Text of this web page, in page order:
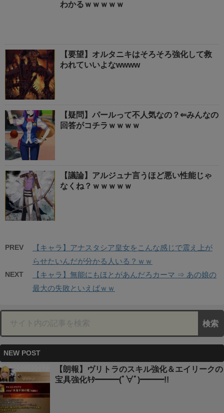
わかるｗｗｗｗｗ
【要望】オルタニキはそろそろ強化して救
われていいよなwwww
【疑問】パールって不人気なの？⇐みんなの
回答がコチラｗｗｗｗ
【議論】アルジュナ言うほど悪い性能じゃ
なくね？ｗｗｗｗｗ
PREV
【キャラ】アナスタシア皇女をこんな感じで震え上が
らせたいんだが分かる人いる？ｗｗ
NEXT
【キャラ】無能にもほとがあんだろカーマ ⇒ あの娘の
最大の失敗といえばｗｗ
NEW POST
【朗報】ヴリトラのスキル強化＆エイリークの
宝具強化ｷﾀ━━━(ﾟ∀ﾟ)━━━!!